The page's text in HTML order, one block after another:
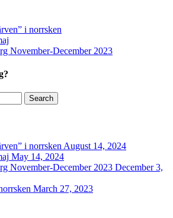
i norrsken
November-December 2023
Search
i norrsken August 14, 2024
May 14, 2024
November-December 2023 December 3,
March 27, 2023